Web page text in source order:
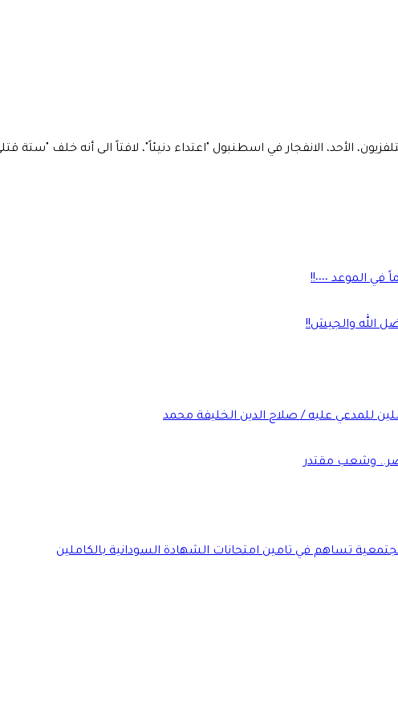
الانفجار في اسطنبول "اعتداء دنيئاً"، لافتاً الى أنه خلف "ستة قتلى و53 جريحاً" بحسب آخر
الموعد ٠٠٠٠!!
الله والجيش!!
للمدعي عليه / صلاح الدين الخليفة محمد
وشعب مقتدر
تساهم في تامين امتحانات الشهادة السودانية بالكاملين